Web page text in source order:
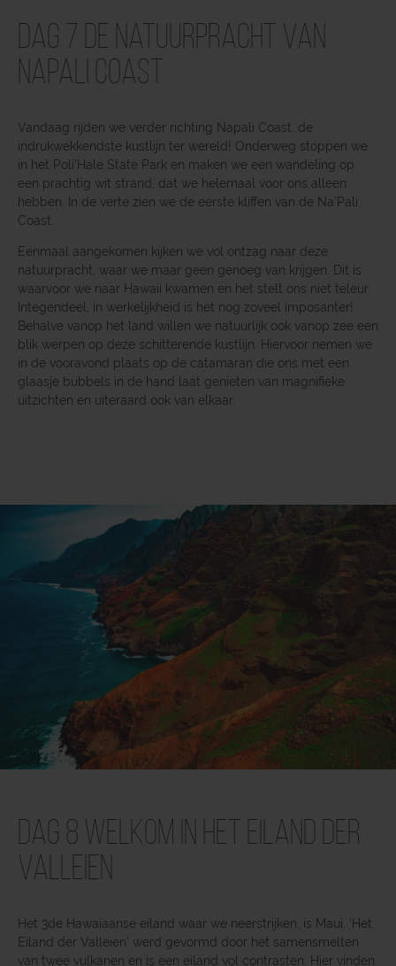
Dag 7 De natuurpracht van
Napali Coast
Vandaag rijden we verder richting Napali Coast, de
indrukwekkendste kustlijn ter wereld! Onderweg stoppen we
in het Poli’Hale State Park en maken we een wandeling op
een prachtig wit strand, dat we helemaal voor ons alleen
hebben. In de verte zien we de eerste kliffen van de Na’Pali
Coast.
Eenmaal aangekomen kijken we vol ontzag naar deze
natuurpracht, waar we maar geen genoeg van krijgen. Dit is
waarvoor we naar Hawaii kwamen en het stelt ons niet teleur.
Integendeel, in werkelijkheid is het nog zoveel imposanter!
Behalve vanop het land willen we natuurlijk ook vanop zee een
blik werpen op deze schitterende kustlijn. Hiervoor nemen we
in de vooravond plaats op de catamaran die ons met een
glaasje bubbels in de hand laat genieten van magnifieke
uitzichten en uiteraard ook van elkaar.
Dag 8 Welkom in het Eiland der
Valleien
Het 3de Hawaïaanse eiland waar we neerstrijken, is Maui. ‘Het
Eiland der Valleien’ werd gevormd door het samensmelten
van twee vulkanen en is een eiland vol contrasten. Hier vinden